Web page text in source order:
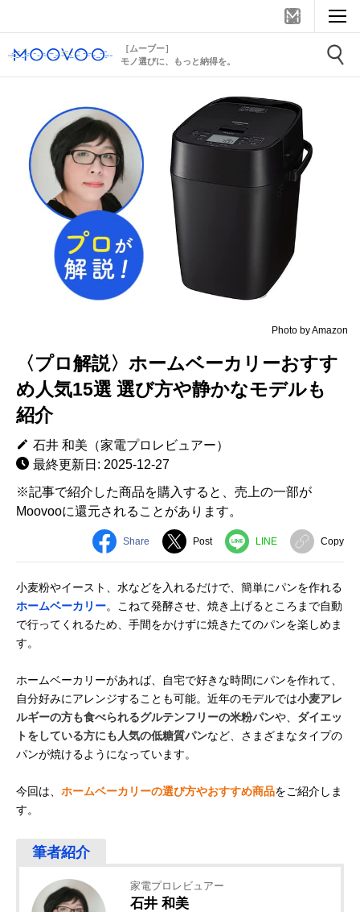
［ムーブー］
モノ選びに、もっと納得を。
Photo by Amazon
〈プロ解説〉ホームベーカリーおすす
め人気15選 選び方や静かなモデルも
紹介
石井 和美（家電プロレビュアー）
最終更新日: 2025-12-27
※記事で紹介した商品を購入すると、売上の一部が
Moovooに還元されることがあります。
Share Post LINE Copy
小麦粉やイースト、水などを入れるだけで、簡単にパンを作れる
ホームベーカリー。こねて発酵させ、焼き上げるところまで自動
で行ってくれるため、手間をかけずに焼きたてのパンを楽しめま
す。
ホームベーカリーがあれば、自宅で好きな時間にパンを作れて、
自分好みにアレンジすることも可能。近年のモデルでは小麦アレ
ルギーの方も食べられるグルテンフリーの米粉パンや、 ダイエッ
トをしている方にも人気の低糖質パンなど、さまざまなタイプの
パンが焼けるようになっています。
今回は、 ホームベーカリーの選び方やおすすめ商品をご紹介しま
す。
家電プロレビュアー
石井 和美